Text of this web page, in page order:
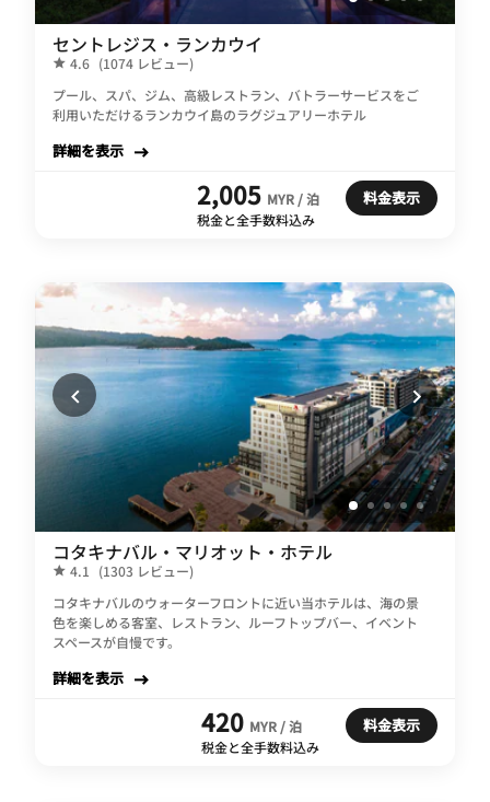
セントレジス・ランカウイ
4.6 (1074 レビュー)
プール、スパ、ジム、高級レストラン、バトラーサービスをご
利用いただけるランカウイ島のラグジュアリーホテル
詳細を表示
2,005 MYR / 泊
税金と全手数料込み
料金表示
コタキナバル・マリオット・ホテル
4.1
(1303 レビュー)
コタキナバルのウォーターフロントに近い当ホテルは、海の景
色を楽しめる客室、レストラン、ルーフトップバー、イベント
スペースが自慢です。
詳細を表示
420 MYR / 泊
税金と全手数料込み
料金表示